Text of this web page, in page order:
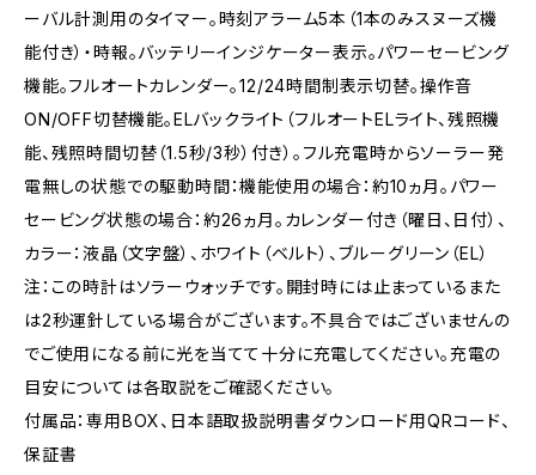
ーバル計測用のタイマー。時刻アラーム5本（1本のみスヌーズ機
能付き）・時報。バッテリーインジケーター表示。パワーセービング
機能。フルオートカレンダー。12/24時間制表示切替。操作音
ON/OFF切替機能。ELバックライト（フルオートELライト、残照機
能、残照時間切替（1.5秒/3秒）付き）。フル充電時からソーラー発
電無しの状態での駆動時間：機能使用の場合：約10ヵ月。パワー
セービング状態の場合：約26ヵ月。カレンダー付き（曜日、日付）、
カラー：液晶（文字盤）、ホワイト（ベルト）、ブルーグリーン（EL）
注：この時計はソラーウォッチです。開封時には止まっているまた
は2秒運針している場合がございます。不具合ではございませんの
でご使用になる前に光を当てて十分に充電してください。充電の
目安については各取説をご確認ください。
付属品：専用BOX、日本語取扱説明書ダウンロード用QRコード、
保証書